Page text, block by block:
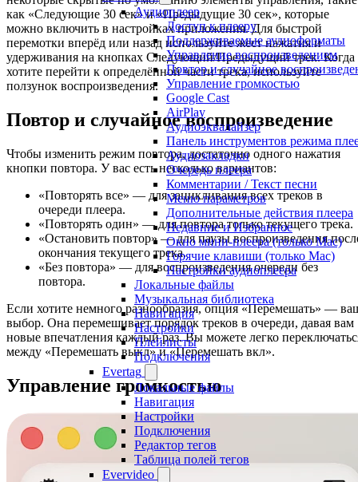
Аудиоплеер
Доступ к плееру
Поддерживаемые аудиоформаты
Управление воспроизведением
Повтор и случайное
Управление громкостью
Google Cast
AirPlay
Аудиоэквалайзер
Панель инструментов режима
Аудиозакладки
Очередь плеера
Комментарии / Текст песни
Меню параметров
Дополнительные действия плеера
Недавние и Избранное
Окно мини-плеера (только Mac)
Горячие клавиши (только Mac)
Настройки аудиоплеера
Локальные файлы
Музыкальная библиотека
Навигация
Настройки
Плейлисты
Подключения
Evertag
Локальные файлы
Навигация
Настройки
Подключения
Редактор тегов
Таблица полей тегов
Evervideo
как «Следующие 30 сек» и «Предыдущие 30 сек», которые
можно включить в настройках приложения. Для быстрой
перемотки вперёд или назад используйте жест нажатия и
удерживания на кнопках Следующий/Предыдущий трек. Когда
хотите перейти к определённой части трека, используйте
ползунок воспроизведения.
Повтор и случайное воспроизведение
Чтобы изменить режим повтора, достаточно одного нажатия
кнопки повтора. У вас есть несколько вариантов:
«Повторять все» — для зацикливания всех треков в
очереди плеера.
«Повторять один» — для повтора только текущего трека.
«Остановить повтор» — для паузы воспроизведения
окончания текущего трека.
«Без повтора» — для воспроизведения очереди без
повтора.
Если хотите немного разнообразия, опция «Перемешать» —
выбор. Она перемешивает порядок треков в очереди, давая вам
новые впечатления каждый раз. Вы можете легко
между «Перемешать выкл» и «Перемешать вкл».
Управление громкостью